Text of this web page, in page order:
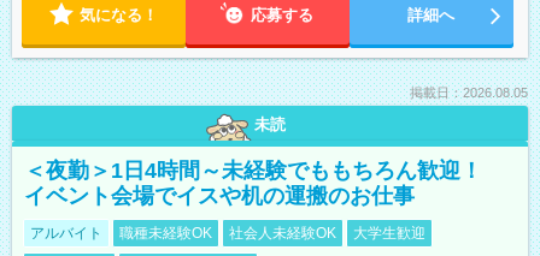
気になる！ 応募する 詳細へ
掲載日：2026.08.05
未読
＜夜勤＞1日4時間～未経験でももちろん歓迎！
イベント会場でイスや机の運搬のお仕事
アルバイト 職種未経験OK 社会人未経験OK
大学生歓迎